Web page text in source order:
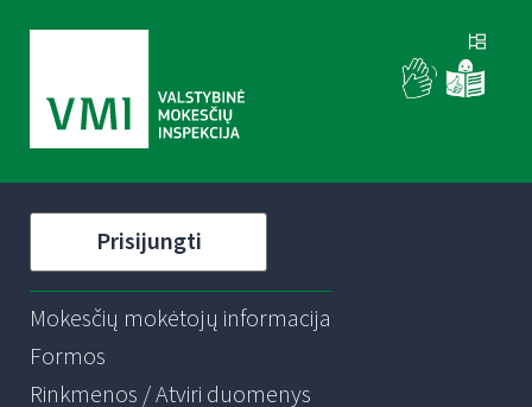
Prisijungti
Mokesčių mokėtojų informacija
Formos
Rinkmenos / Atviri duomenys